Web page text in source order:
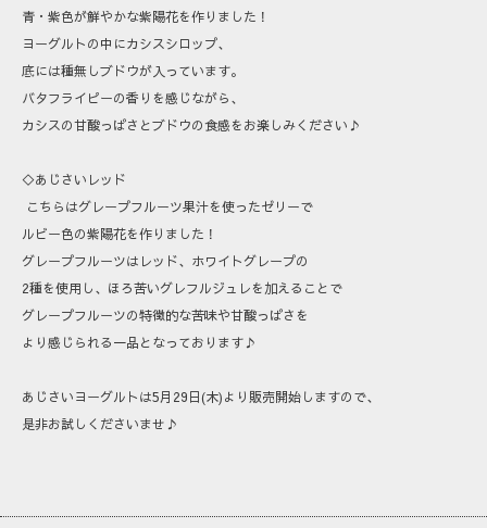
青・紫色が鮮やかな紫陽花を作りました！
ヨーグルトの中にカシスシロップ、
底には種無しブドウが入っています。
バタフライピーの香りを感じながら、
カシスの甘酸っぱさとブドウの食感をお楽しみください♪
◇あじさいレッド
こちらはグレープフルーツ果汁を使ったゼリーで
ルビー色の紫陽花を作りました！
グレープフルーツはレッド、ホワイトグレープの
2種を使用し、ほろ苦いグレフルジュレを加えることで
グレープフルーツの特徴的な苦味や甘酸っぱさを
より感じられる一品となっております♪
あじさいヨーグルトは5月29日(木)より販売開始しますので、
是非お試しくださいませ♪